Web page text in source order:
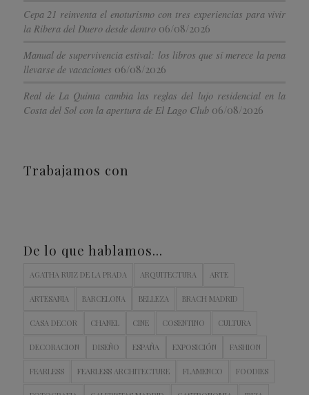
Cepa 21 reinventa el enoturismo con tres experiencias para vivir
la Ribera del Duero desde dentro 06/08/2026
Manual de supervivencia estival: los libros que sí merece la pena
llevarse de vacaciones 06/08/2026
Real de La Quinta cambia las reglas del lujo residencial en la
Costa del Sol con la apertura de El Lago Club 06/08/2026
Trabajamos con
De lo que hablamos…
AGATHA RUIZ DE LA PRADA ARQUITECTURA ARTE
ARTESANIA BARCELONA BELLEZA BRACH MADRID
CASA DECOR CHANEL CINE COSENTINO CULTURA
DECORACION DISEÑO ESPAÑA EXPOSICIÓN FASHION
FEARLESS FEARLESS ARCHITECTURE FLAMENCO FOODIES